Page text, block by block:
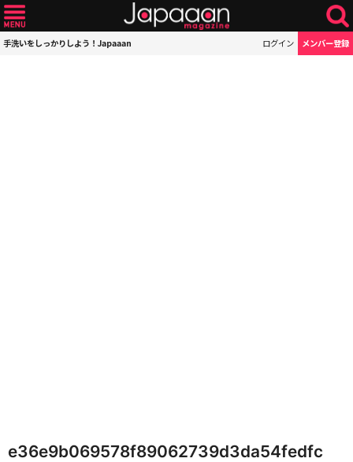
手洗いをしっかりしよう！Japaaan ログイン メンバー登録
e36e9b069578f89062739d3da54fedfc